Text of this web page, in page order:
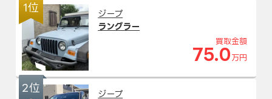
1位
ジープ
ラングラー
買取金額
75.0 万円
2位
ジープ